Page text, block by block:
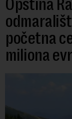
Opština
početna
miliona